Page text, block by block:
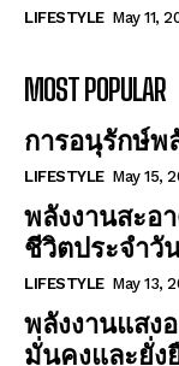
LIFESTYLE May 11,
MOST POPULAR
การอนุรักษ์พ
LIFESTYLE May 15,
พลังงานสะอ
ชีวิตประจำวั
LIFESTYLE May 13,
พลังงานแสง
มั่นคงและยั่ง